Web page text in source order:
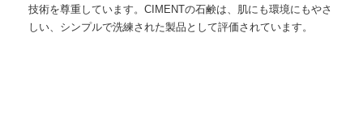
技術を尊重しています。CIMENTの石鹸は、肌にも環境にもやさ
しい、シンプルで洗練された製品として評価されています。